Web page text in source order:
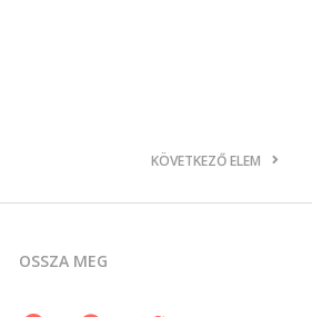
KÖVETKEZŐ ELEM
OSSZA MEG